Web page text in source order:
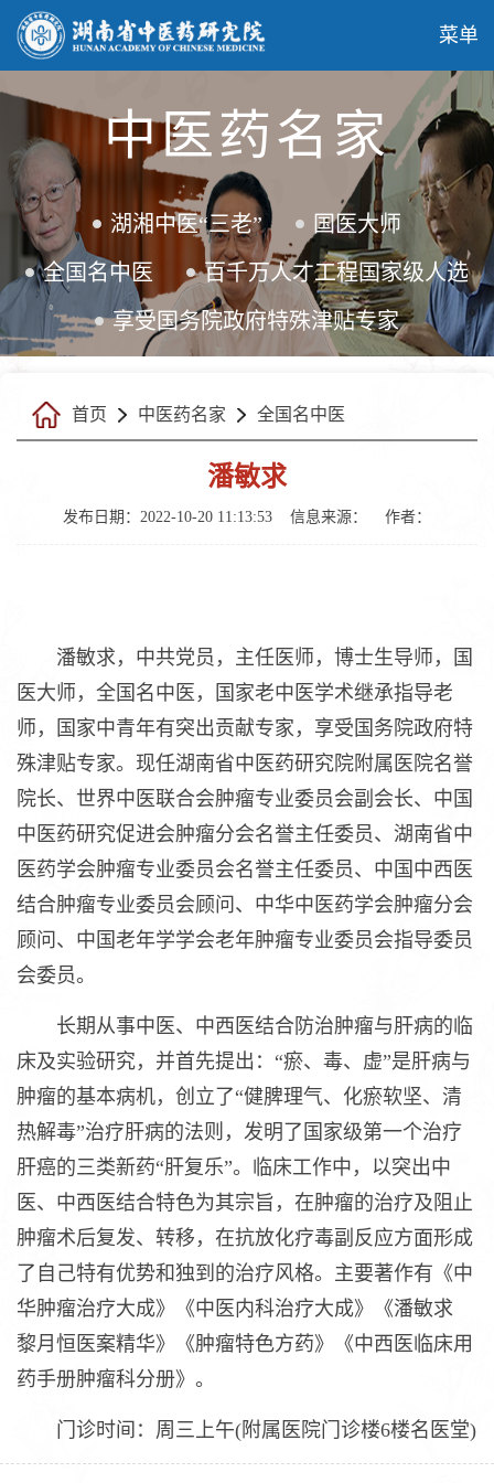
菜单
中医药名家
湖湘中医“三老”
国医大师
全国名中医
百千万人才工程国家级人选
享受国务院政府特殊津贴专家
首页 中医药名家 全国名中医
潘敏求
发布日期：2022-10-20 11:13:53 信息来源： 作者：
潘敏求，中共党员，主任医师，博士生导师，国
医大师，全国名中医，国家老中医学术继承指导老
师，国家中青年有突出贡献专家，享受国务院政府特
殊津贴专家。现任湖南省中医药研究院附属医院名誉
院长、世界中医联合会肿瘤专业委员会副会长、中国
中医药研究促进会肿瘤分会名誉主任委员、湖南省中
医药学会肿瘤专业委员会名誉主任委员、中国中西医
结合肿瘤专业委员会顾问、中华中医药学会肿瘤分会
顾问、中国老年学学会老年肿瘤专业委员会指导委员
会委员。
长期从事中医、中西医结合防治肿瘤与肝病的临
床及实验研究，并首先提出：“瘀、毒、虚”是肝病与
肿瘤的基本病机，创立了“健脾理气、化瘀软坚、清
热解毒”治疗肝病的法则，发明了国家级第一个治疗
肝癌的三类新药“肝复乐”。临床工作中，以突出中
医、中西医结合特色为其宗旨，在肿瘤的治疗及阻止
肿瘤术后复发、转移，在抗放化疗毒副反应方面形成
了自己特有优势和独到的治疗风格。主要著作有《中
华肿瘤治疗大成》《中医内科治疗大成》《潘敏求
黎月恒医案精华》《肿瘤特色方药》《中西医临床用
药手册肿瘤科分册》。
门诊时间：周三上午(附属医院门诊楼6楼名医堂)